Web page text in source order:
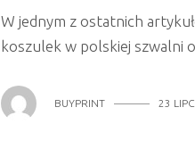
W jednym z ostatnich
koszulek w polskiej szwalni
powodów dla których wybór
„strzałem w 10!”: JAKOŚĆ I
BUYPRINT 23